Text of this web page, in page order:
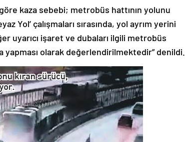
kaza sebebi; metrobüs hattının yolunu
Yol’ çalışmaları sırasında, yol ayrım yerini
uyarıcı işaret ve dubaları ilgili metrobüs
olarak değerlendirilmektedir” denildi.